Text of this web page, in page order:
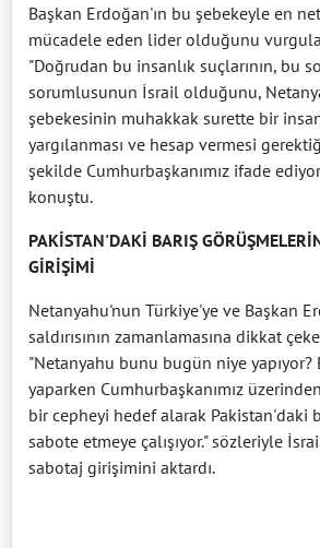
Başkan Erdoğan'ın bu şebekeyle en
mücadele eden lider olduğunu
"Doğrudan bu insanlık suçlarının, bu
sorumlusunun İsrail olduğunu,
şebekesinin muhakkak surette bir
yargılanması ve hesap vermesi
şekilde Cumhurbaşkanımız ifade
konuştu.
PAKİSTAN'DAKİ BARIŞ
GİRİŞİMİ
Netanyahu'nun Türkiye'ye ve Başkan
saldırısının zamanlamasına dikkat
"Netanyahu bunu bugün niye
yaparken Cumhurbaşkanımız
bir cepheyi hedef alarak Pakistan'daki
sabote etmeye çalışıyor." sözleriyle
sabotaj girişimini aktardı.